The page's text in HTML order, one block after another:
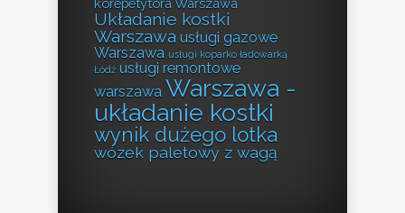
korepetytora Warszawa
Układanie kostki
Warszawa usługi gazowe
Warszawa usługi koparko ładowarką
Łódź usługi remontowe
warszawa Warszawa -
układanie kostki
wynik dużego lotka
wózek paletowy z wagą